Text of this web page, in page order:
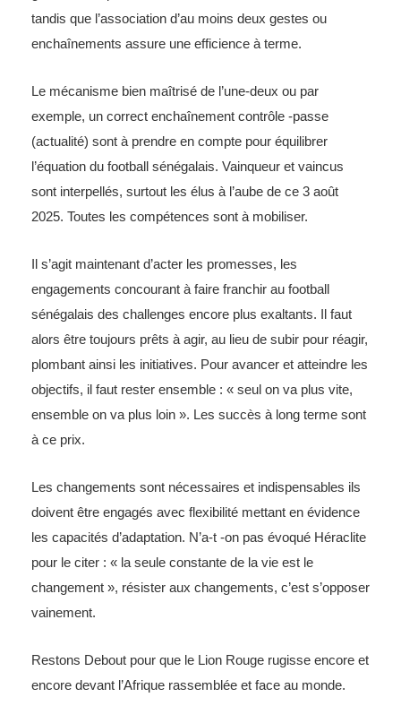
tandis que l’association d’au moins deux gestes ou
enchaînements assure une efficience à terme.
Le mécanisme bien maîtrisé de l’une-deux ou par
exemple, un correct enchaînement contrôle -passe
(actualité) sont à prendre en compte pour équilibrer
l’équation du football sénégalais. Vainqueur et vaincus
sont interpellés, surtout les élus à l’aube de ce 3 août
2025. Toutes les compétences sont à mobiliser.
Il s’agit maintenant d’acter les promesses, les
engagements concourant à faire franchir au football
sénégalais des challenges encore plus exaltants. Il faut
alors être toujours prêts à agir, au lieu de subir pour réagir,
plombant ainsi les initiatives. Pour avancer et atteindre les
objectifs, il faut rester ensemble : « seul on va plus vite,
ensemble on va plus loin ». Les succès à long terme sont
à ce prix.
Les changements sont nécessaires et indispensables ils
doivent être engagés avec flexibilité mettant en évidence
les capacités d’adaptation. N’a-t -on pas évoqué Héraclite
pour le citer : « la seule constante de la vie est le
changement », résister aux changements, c’est s’opposer
vainement.
Restons Debout pour que le Lion Rouge rugisse encore et
encore devant l’Afrique rassemblée et face au monde.